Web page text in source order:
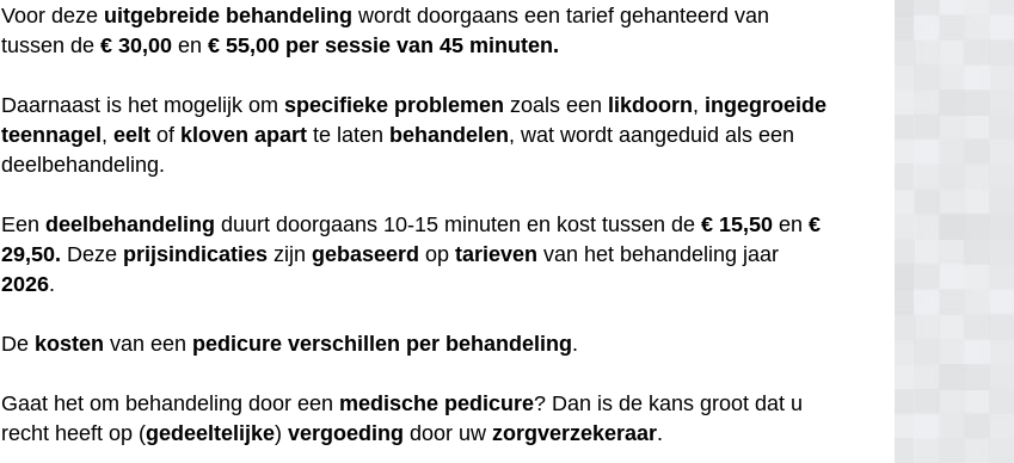
Voor deze uitgebreide behandeling wordt doorgaans een tarief gehanteerd van
tussen de€ 30,00 en€ 55,00 per sessie van 45 minuten.
Daarnaast is het mogelijk omspecifieke problemen zoals een likdoorn, ingegroeide
teennagel ,eelt of kloven apart te laten behandelen, wat wordt aangeduid als een
deelbehandeling.
Eendeelbehandeling duurt doorgaans 10-15 minuten en kost tussen de € 15,50en€
29,50. Deze prijsindicaties zijngebaseerd optarieven van het behandeling jaar
2026.
De kosten van een pedicure verschillen per behandeling.
Gaat het om behandeling door een medische pedicure? Dan is de kans groot dat u
recht heeft op (gedeeltelijke)vergoeding door uwzorgverzekeraar.